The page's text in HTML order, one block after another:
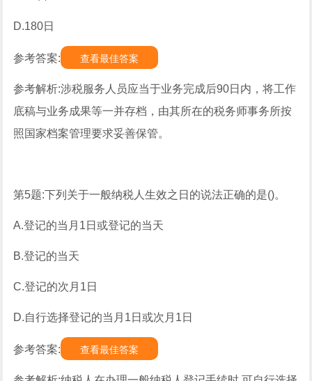
D.180日
参考答案: 查看最佳答案
参考解析:涉税服务人员应当于业务完成后90日内，将工作
底稿与业务成果等一并存档，由其所在的税务师事务所按
照国家档案管理要求妥善保管。
第5题:下列关于一般纳税人生效之日的说法正确的是()。
A.登记的当月1日或登记的当天
B.登记的当天
C.登记的次月1日
D.自行选择登记的当月1日或次月1日
参考答案: 查看最佳答案